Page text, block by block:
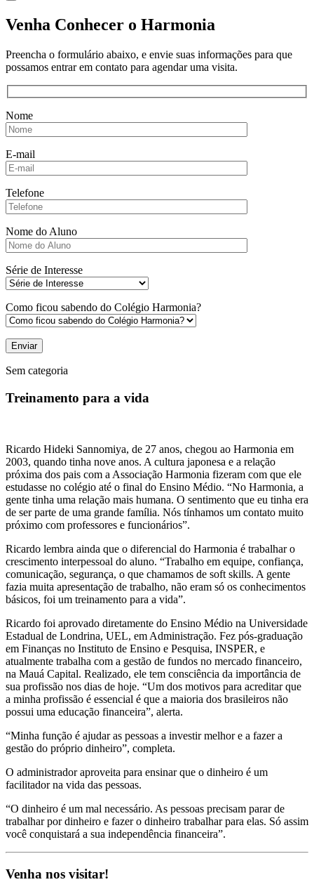
Venha Conhecer o Harmonia
Preencha o formulário abaixo, e envie suas informações para que
possamos entrar em contato para agendar uma visita.
Nome
E-mail
Telefone
Nome do Aluno
Série de Interesse
Como ficou sabendo do Colégio Harmonia?
Sem categoria
Treinamento para a vida
Ricardo Hideki Sannomiya, de 27 anos, chegou ao Harmonia em
2003, quando tinha nove anos. A cultura japonesa e a relação
próxima dos pais com a Associação Harmonia fizeram com que ele
estudasse no colégio até o final do Ensino Médio. “No Harmonia, a
gente tinha uma relação mais humana. O sentimento que eu tinha era
de ser parte de uma grande família. Nós tínhamos um contato muito
próximo com professores e funcionários”.
Ricardo lembra ainda que o diferencial do Harmonia é trabalhar o
crescimento interpessoal do aluno. “Trabalho em equipe, confiança,
comunicação, segurança, o que chamamos de soft skills. A gente
fazia muita apresentação de trabalho, não eram só os conhecimentos
básicos, foi um treinamento para a vida”.
Ricardo foi aprovado diretamente do Ensino Médio na Universidade
Estadual de Londrina, UEL, em Administração. Fez pós-graduação
em Finanças no Instituto de Ensino e Pesquisa, INSPER, e
atualmente trabalha com a gestão de fundos no mercado financeiro,
na Mauá Capital. Realizado, ele tem consciência da importância de
sua profissão nos dias de hoje. “Um dos motivos para acreditar que
a minha profissão é essencial é que a maioria dos brasileiros não
possui uma educação financeira”, alerta.
“Minha função é ajudar as pessoas a investir melhor e a fazer a
gestão do próprio dinheiro”, completa.
O administrador aproveita para ensinar que o dinheiro é um
facilitador na vida das pessoas.
“O dinheiro é um mal necessário. As pessoas precisam parar de
trabalhar por dinheiro e fazer o dinheiro trabalhar para elas. Só assim
você conquistará a sua independência financeira”.
Venha nos visitar!